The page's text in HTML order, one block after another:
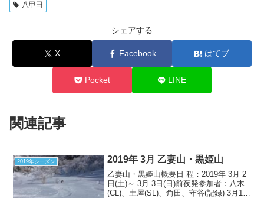
八甲田
シェアする
X Facebook はてブ
Pocket LINE
関連記事
2019年シーズン 2019年 3月 乙妻山・黒姫山
乙妻山・黒姫山概要日 程：2019年 3月 2
日(土)～ 3月 3日(日)前夜発参加者：八木
(CL)、土屋(SL)、角田、守谷(記録) 3月1日